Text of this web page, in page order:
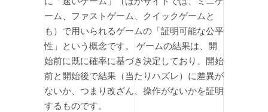
ーム、ファストゲーム、クイックゲームと
も）で用いられるゲームの「証明可能な公平
性」という概念です。 ゲームの結果は、開
始前に既に確率に基づき決定しており、開始
前と開始後で結果（当たりハズレ）に差異が
ないか、つまり改ざん、操作がないかを証明
するものです。